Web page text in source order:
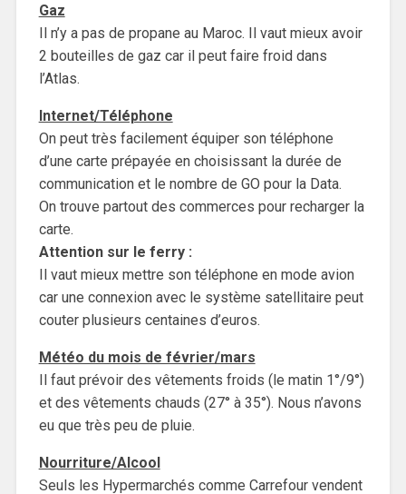
Gaz
Il n’y a pas de propane au Maroc. Il vaut mieux avoir
2 bouteilles de gaz car il peut faire froid dans
l’Atlas.
Internet/Téléphone
On peut très facilement équiper son téléphone
d’une carte prépayée en choisissant la durée de
communication et le nombre de GO pour la Data.
On trouve partout des commerces pour recharger la
carte.
Attention sur le ferry :
Il vaut mieux mettre son téléphone en mode avion
car une connexion avec le système satellitaire peut
couter plusieurs centaines d’euros.
Météo du mois de février/mars
Il faut prévoir des vêtements froids (le matin 1°/9°)
et des vêtements chauds (27° à 35°). Nous n’avons
eu que très peu de pluie.
Nourriture/Alcool
Seuls les Hypermarchés comme Carrefour vendent